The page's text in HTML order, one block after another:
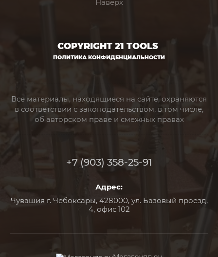
Наверх
COPYRIGHT 21 TOOLS
ПОЛИТИКА КОНФИДЕНЦИАЛЬНОСТИ
Все материалы, находящиеся на сайте, охраняются
в соответствии с законодательством, в том числе,
об авторском праве и смежных правах
+7 (903) 358-25-91
Адрес:
Чувашия г. Чебоксары, 428000, ул. Базовый проезд,
4, офис 102